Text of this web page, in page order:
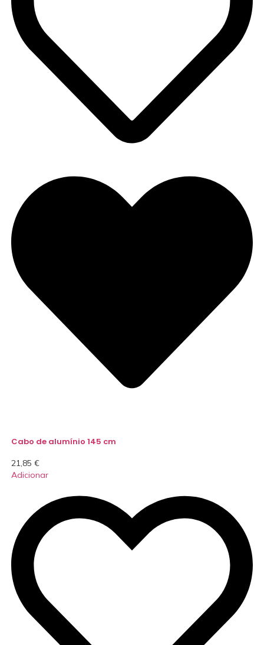
Cabo de alumínio 145 cm
21,85 €
Adicionar